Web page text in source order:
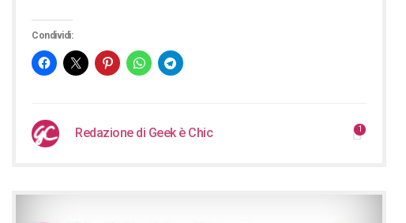
Condividi:
Redazione di Geek è Chic 1